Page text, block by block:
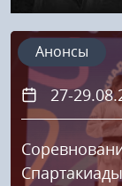
27-
Анонсы